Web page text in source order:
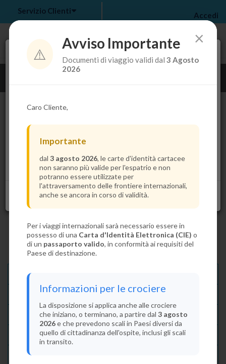
my bookings >
Servizio Clienti Accedi
Disponibilità
Condizioni
Recensioni
×
⚠️
Avviso Importante
Documenti di viaggio validi dal3 Agosto
2026
Caro Cliente,
Importante
dal 3 agosto 2026, le carte d'identità cartacee
non saranno più valide per l'espatrio e non
potranno essere utilizzate per
l'attraversamento delle frontiere internazionali,
anche se ancora in corso di validità.
Per i viaggi internazionali sarà necessario essere in
possesso di una Carta d'Identità Elettronica (CIE) o
di un passaporto valido, in conformità ai requisiti del
Paese di destinazione.
Informazioni per le crociere
La disposizione si applica anche alle crociere
che iniziano, o terminano, a partire dal 3 agosto
2026e che prevedono scali in Paesi diversi da
quello di cittadinanza dell'ospite, inclusi gli scali
in transito.
Tra pochi secondi troverai il prezzo più basso per la
tua crociera.